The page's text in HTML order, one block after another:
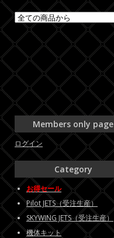
Members only page
ログイン
Category
お得セール
Pilot JETS（受注生産）
SKYWING JETS（受注生産）
機体キット